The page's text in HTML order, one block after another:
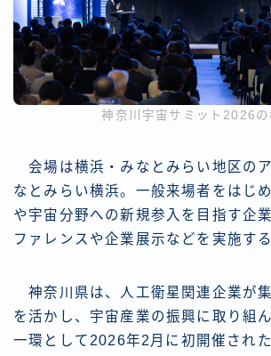
神奈川宇宙サミット2026の
会場は横浜・みなとみらい地区の
なとみらい横浜。一般来場者をはじ
や宇宙分野への新規参入を目指す企
ファレンスや企業展示などを実施する
神奈川県は、人工衛星関連企業が
を活かし、宇宙産業の振興に取り組
一環として2026年2月に初開催され